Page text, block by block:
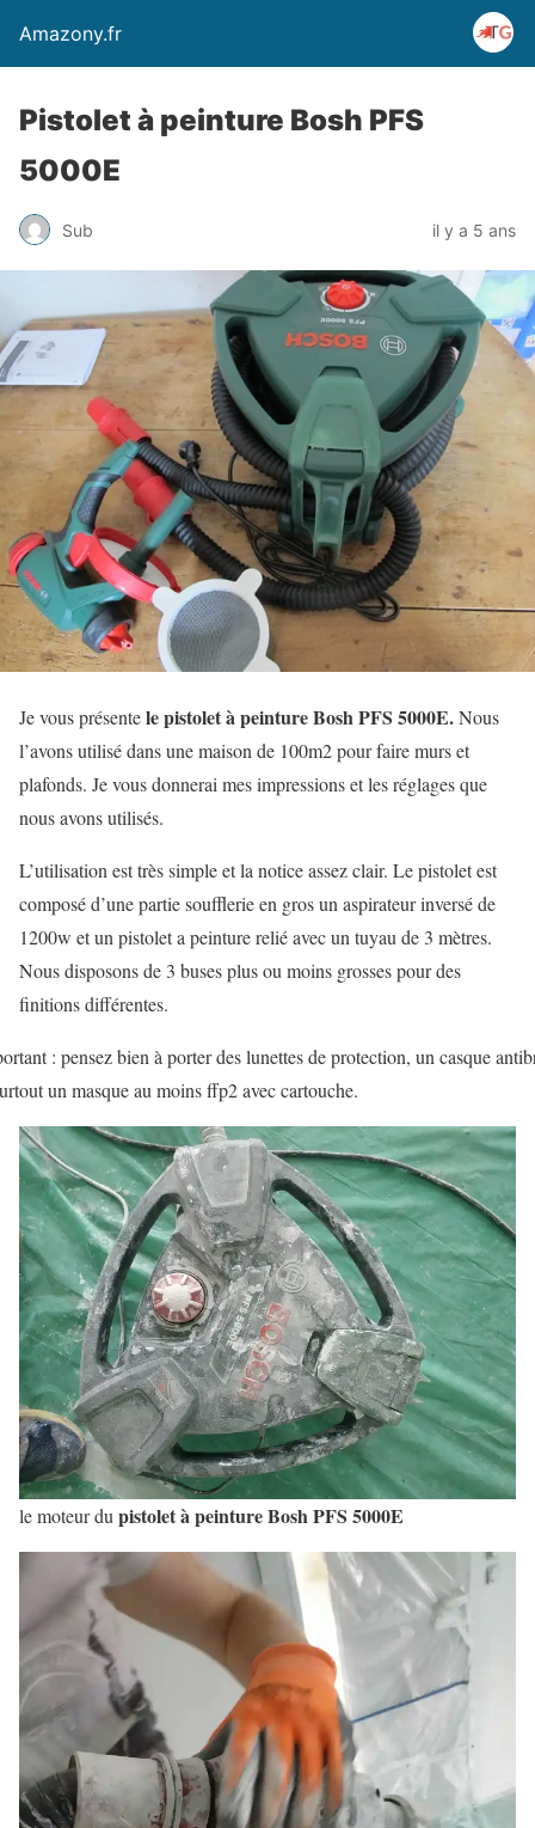
Amazony.fr
Pistolet à peinture Bosh PFS
5000E
Sub il y a 5 ans
Je vous présentele pistolet à peinture Bosh PFS 5000E.Nous
l’avons utilisé dans une maison de 100m2 pour faire murs et
plafonds. Je vous donnerai mes impressions et les réglages que
nous avons utilisés.
L’utilisation est très simple et la notice assez clair. Le pistolet est
composé d’une partie soufflerie en gros un aspirateur inversé de
1200w et un pistolet a peinture relié avec un tuyau de 3 mètres.
Nous disposons de 3 buses plus ou moins grosses pour des
finitions différentes.
: pensez bien à porter des lunettes de protection, un casque
un masque au moins ffp2 avec cartouche.
le moteur du pistolet à peinture Bosh PFS 5000E